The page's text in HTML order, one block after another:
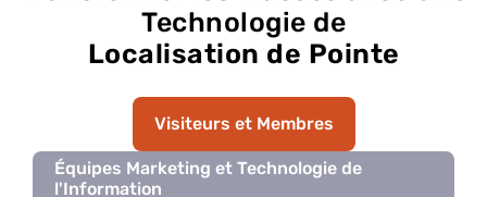
Technologie de
Localisation de Pointe
Visiteurs et Membres
Équipes Marketing et Technologie de
l'Information